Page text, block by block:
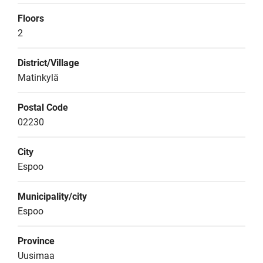
Floors
2
District/Village
Matinkylä
Postal Code
02230
City
Espoo
Municipality/city
Espoo
Province
Uusimaa